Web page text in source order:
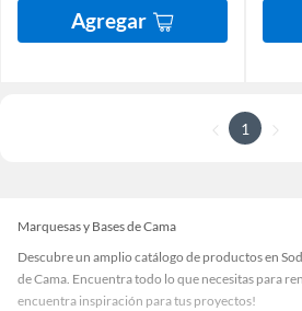
Agregar
1
Marquesas y Bases de Cama
Descubre un amplio catálogo de productos en
de Cama. Encuentra todo lo que necesitas para
encuentra inspiración para tus proyectos!